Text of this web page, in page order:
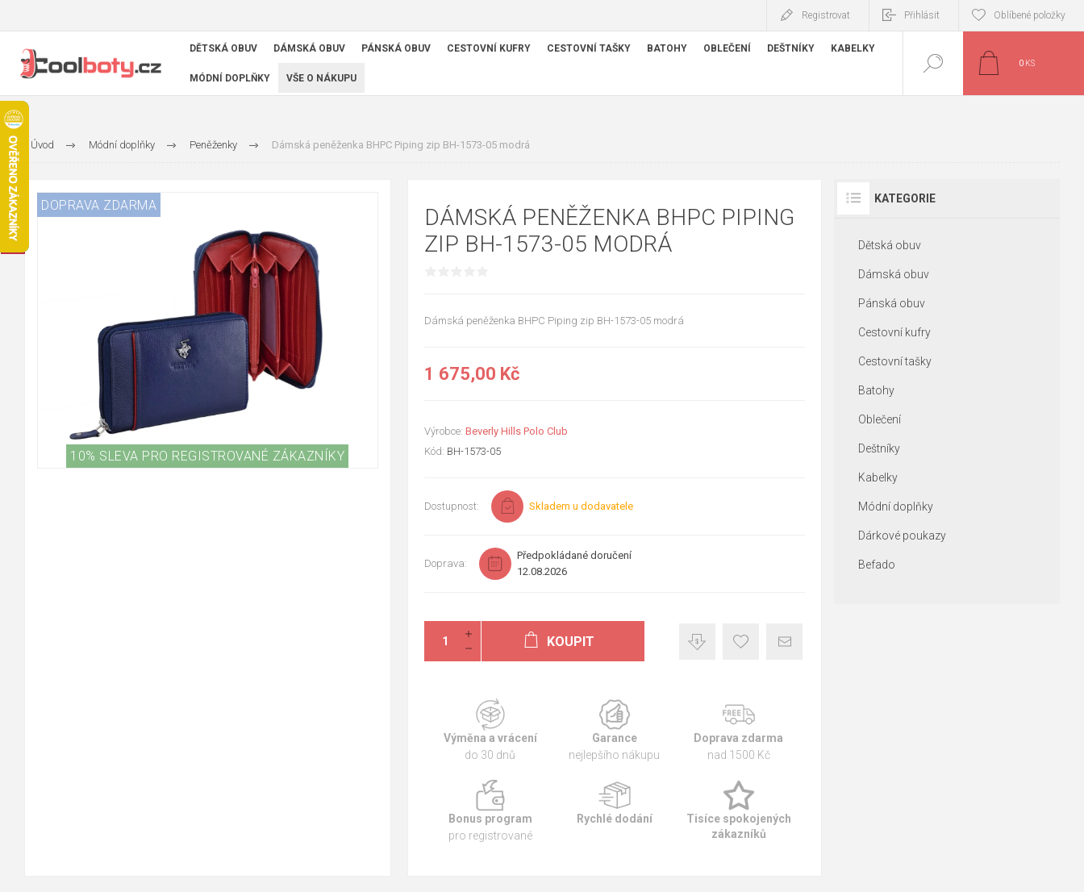
Registrovat Přihlásit Oblíbené položky
DĚTSKÁ OBUV DÁMSKÁ OBUV PÁNSKÁ OBUV CESTOVNÍ KUFRY CESTOVNÍ TAŠKY BATOHY OBLEČENÍ DEŠTNÍKY KABELKY
MÓDNÍ DOPLŇKY VŠE O NÁKUPU
0 KS
Úvod Módní doplňky Peněženky Dámská peněženka BHPC Piping zip BH-1573-05 modrá
DOPRAVA ZDARMA
10% SLEVA PRO REGISTROVANÉ ZÁKAZNÍKY
DÁMSKÁ PENĚŽENKA BHPC PIPING
ZIP BH-1573-05 MODRÁ
Dámská peněženka BHPC Piping zip BH-1573-05 modrá
1 675,00 Kč
Výrobce: Beverly Hills Polo Club
Kód: BH-1573-05
Dostupnost: Skladem u dodavatele
Doprava:
Předpokládané doručení
12.08.2026
KOUPIT
Výměna a vrácení
do 30 dnů
Garance
nejlepšího nákupu
Doprava zdarma
nad 1500 Kč
Bonus program
pro registrované
Rychlé dodání
Tisíce spokojených
zákazníků
KATEGORIE
Dětská obuv
Dámská obuv
Pánská obuv
Cestovní kufry
Cestovní tašky
Batohy
Oblečení
Deštníky
Kabelky
Módní doplňky
Dárkové poukazy
Befado